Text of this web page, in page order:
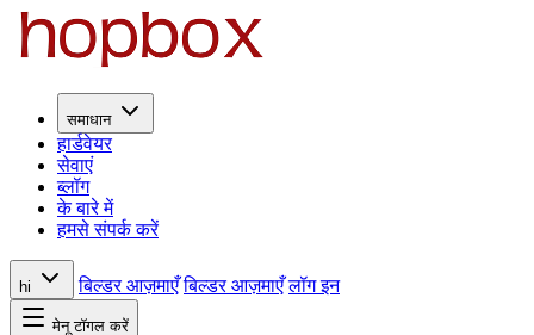
समाधान
हार्डवेयर
सेवाएं
ब्लॉग
के बारे में
हमसे संपर्क करें
hi बिल्डर आज़माएँ बिल्डर आज़माएँ लॉग इन
मेनू टॉगल करें